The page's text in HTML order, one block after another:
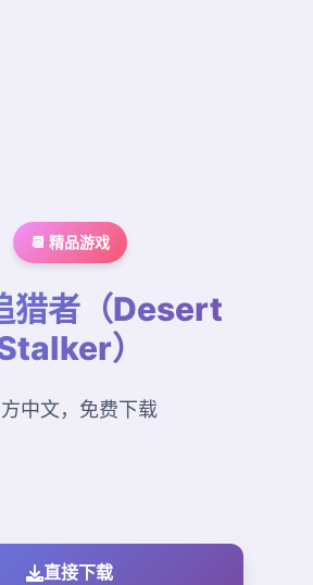
📆 精品游戏
猎者（Desert
）
中文，免费下载
直接下载